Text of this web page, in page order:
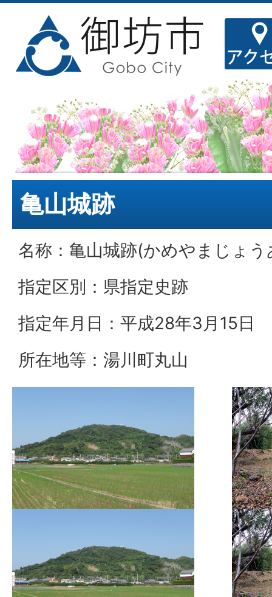
亀山城跡
名称：亀山城跡(かめやまじょう
指定区別：県指定史跡
指定年月日：平成28年3月15日
所在地等：湯川町丸山